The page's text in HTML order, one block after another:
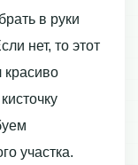
в руки
нет, то этот
красиво
участка.